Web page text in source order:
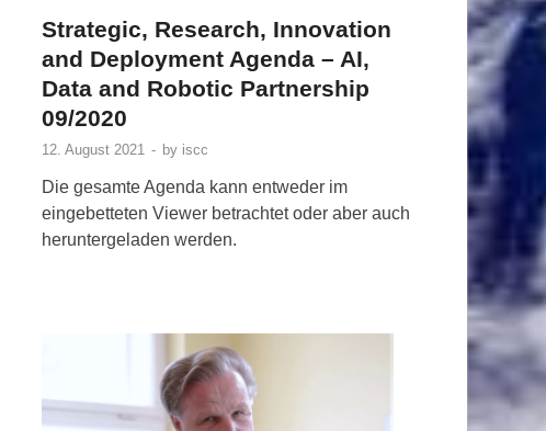
Strategic, Research, Innovation
and Deployment Agenda – AI,
Data and Robotic Partnership
09/2020
12. August 2021 - by iscc
Die gesamte Agenda kann entweder im
eingebetteten Viewer betrachtet oder aber auch
heruntergeladen werden.